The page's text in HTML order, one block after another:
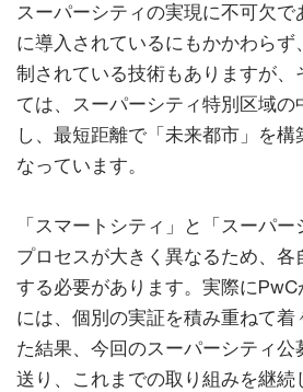
スーパーシティの実現に不可欠
に導入されているにもかかわらず
制されている技術もありますが、
ては、スーパーシティ特別区域の
し、最短距離で「未来都市」を
なっています。
「スマートシティ」と「スーパ
プロセスが大きく異なるため、各
する必要があります。実際に
には、個別の実証を積み重ねて着
た結果、今回のスーパーシティ公
送り、これまでの取り組みを継続